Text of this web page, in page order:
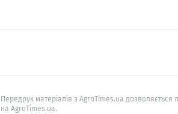
Передрук матеріалів з AgroTimes.ua
на AgroTimes.ua.